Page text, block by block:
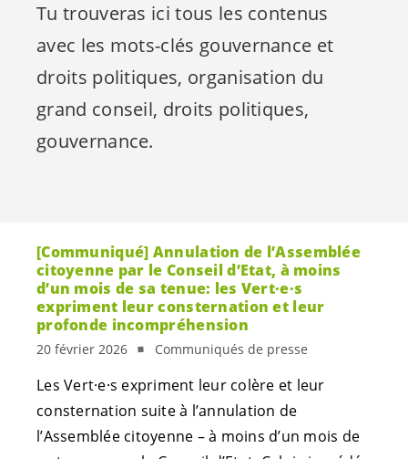
Tu trouveras ici tous les contenus
avec les mots-clés gouvernance et
droits politiques, organisation du
grand conseil, droits politiques,
gouvernance.
[Communiqué] Annulation de l’Assemblée
citoyenne par le Conseil d’Etat, à moins
d’un mois de sa tenue: les Vert·e·s
expriment leur consternation et leur
profonde incompréhension
20 février 2026 Communiqués de presse
Les Vert·e·s expriment leur colère et leur
consternation suite à l’annulation de
l’Assemblée citoyenne – à moins d’un mois de